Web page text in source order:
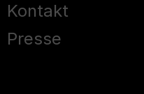
Kontakt
Presse